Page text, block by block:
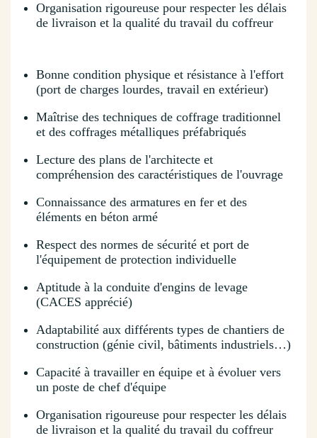
Organisation rigoureuse pour respecter les délais
de livraison et la qualité du travail du coffreur
Bonne condition physique et résistance à l'effort
(port de charges lourdes, travail en extérieur)
Maîtrise des techniques de coffrage traditionnel
et des coffrages métalliques préfabriqués
Lecture des plans de l'architecte et
compréhension des caractéristiques de l'ouvrage
Connaissance des armatures en fer et des
éléments en béton armé
Respect des normes de sécurité et port de
l'équipement de protection individuelle
Aptitude à la conduite d'engins de levage
(CACES apprécié)
Adaptabilité aux différents types de chantiers de
construction (génie civil, bâtiments industriels…)
Capacité à travailler en équipe et à évoluer vers
un poste de chef d'équipe
Organisation rigoureuse pour respecter les délais
de livraison et la qualité du travail du coffreur